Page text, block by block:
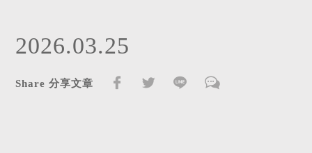
2026.03.25
Share 分享文章